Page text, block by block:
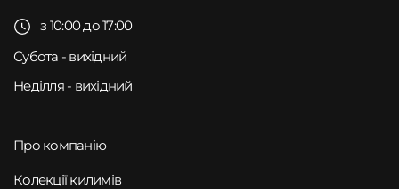
з 10:00 до 17:00
Субота - вихідний
Неділля - вихідний
Про компанію
Колекції килимів